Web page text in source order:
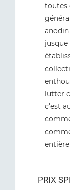
toutes
lutter
c'est
PRIX